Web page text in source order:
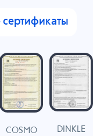
сертификаты
COSMO DINKLE